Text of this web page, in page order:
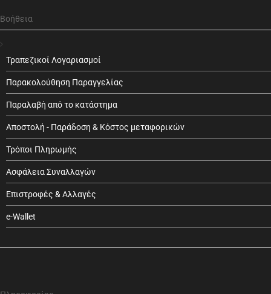
Βοήθεια
Τραπεζικοί Λογαριασμοί
Παρακολούθηση Παραγγελίας
Παραλαβή από το κατάστημα
Αποστολή - Παράδοση & Κόστος μεταφορικών
Τρόποι Πληρωμής
Ασφάλεια Συναλλαγών
Επιστροφές & Αλλαγές
e-Wallet